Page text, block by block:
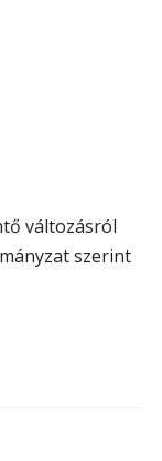
változásról
szerint